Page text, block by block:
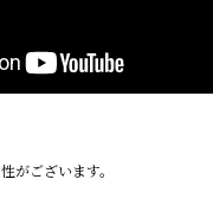
がございます。